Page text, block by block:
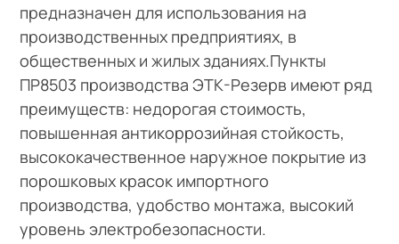
предназначен для использования на
производственных предприятиях, в
общественных и жилых зданиях.Пункты
ПР8503 производства ЭТК-Резерв имеют ряд
преимуществ: недорогая стоимость,
повышенная антикоррозийная стойкость,
высококачественное наружное покрытие из
порошковых красок импортного
производства, удобство монтажа, высокий
уровень электробезопасности.